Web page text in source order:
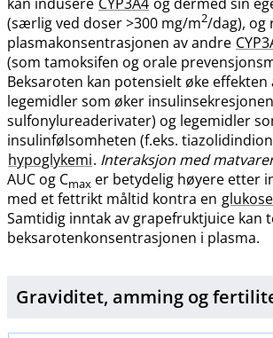
(særlig ved doser >300 mg​/​m2/dag), og
plasmakonsentrasjonen av andre
(som tamoksifen og orale
Beksaroten kan potensielt øke effekten
legemidler som øker
sulfonylureaderivater) og legemidler
insulinfølsomheten (f.eks.
hypoglykemi. Interaksjon med
AUC og Cmax er betydelig høyere etter
med et fettrikt måltid kontra en
Samtidig inntak av grapefruktjuice kan
beksarotenkonsentrasjonen i plasma.
Graviditet, amming og